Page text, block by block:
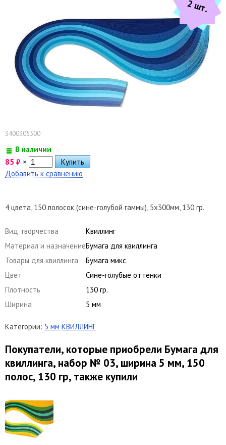
2 шт.
3400305300
В наличии
85 ₽ ×
Добавить к сравнению
4 цвета, 150 полосок (сине-голубой гаммы), 5х300мм, 130 гр.
Вид творчества
Квиллинг
Материал и назначениеБумага для квиллинга
Товары для квиллинга
Бумага микс
Цвет
Сине-голубые оттенки
Плотность
130 гр.
Ширина
5 мм
Категории: 5 мм КВИЛЛИНГ
Покупатели, которые приобрели Бумага для
квиллинга, набор № 03, ширина 5 мм, 150
полос, 130 гр, также купили